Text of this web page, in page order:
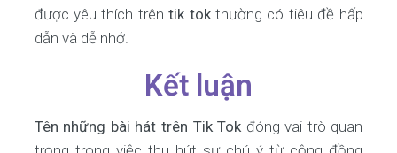
được yêu thích trêntik tokthường có tiêu đề hấp
dẫn và dễ nhớ.
Kết luận
Tên những bài hát trên Tik Tok đóng vai trò quan